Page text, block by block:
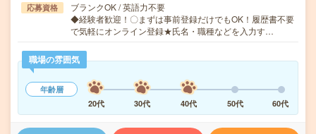
応募資格
ブランクOK / 英語力不要
◆経験者歓迎！〇まずは事前登録だけでもOK！履歴書不要
で気軽にオンライン登録★氏名・職種などを入力す…
職場の雰囲気
年齢層
20代
30代 40代 50代 60代